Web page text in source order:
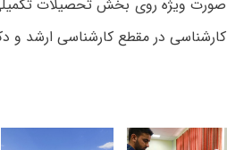
صورت ویژه روی بخش تحصیلات
کارشناسی در مقطع کارشناسی ارشد و